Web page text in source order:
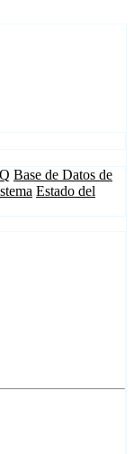
Base de Datos de
Estado del